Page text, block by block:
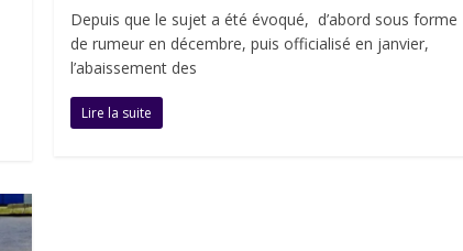
Depuis que le sujet a été évoqué, d’abord sous forme
de rumeur en décembre, puis officialisé en janvier,
l’abaissement des
Lire la suite